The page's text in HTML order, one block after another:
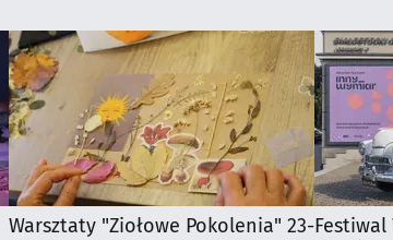
Warsztaty "Ziołowe Pokolenia" 23-